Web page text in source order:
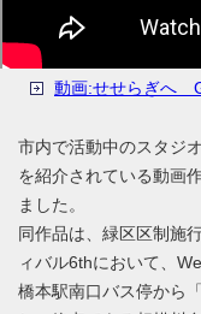
動画:せせらぎへ
市内で活動中のスタジ
を紹介されている動画
ました。
同作品は、緑区区制施
ィバル6thにおいて、
橋本駅南口バス停から